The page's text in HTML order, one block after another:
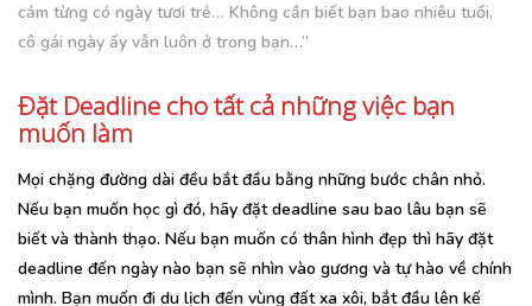
cảm từng có ngày tươi trẻ… Không cần biết bạn bao nhiêu tuổi,
cô gái ngày ấy vẫn luôn ở trong bạn…”
Đặt Deadline cho tất cả những việc bạn
muốn làm
Mọi chặng đường dài đều bắt đầu bằng những bước chân nhỏ.
Nếu bạn muốn học gì đó, hãy đặt deadline sau bao lâu bạn sẽ
biết và thành thạo. Nếu bạn muốn có thân hình đẹp thì hãy đặt
deadline đến ngày nào bạn sẽ nhìn vào gương và tự hào về chính
mình. Bạn muốn đi du lịch đến vùng đất xa xôi, bắt đầu lên kế